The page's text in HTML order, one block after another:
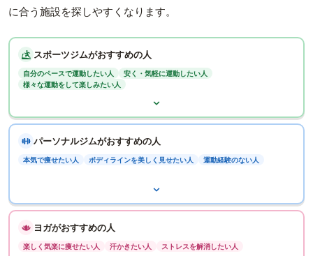
に合う施設を探しやすくなります。
スポーツジムがおすすめの人
自分のペースで運動したい人
安く・気軽に運動したい人
様々な運動をして楽しみたい人
パーソナルジムがおすすめの人
本気で痩せたい人 ボディラインを美しく見せたい人 運動経験のない人
ヨガがおすすめの人
楽しく気楽に痩せたい人 汗かきたい人 ストレスを解消したい人